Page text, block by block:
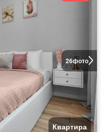
26фото
Квартира